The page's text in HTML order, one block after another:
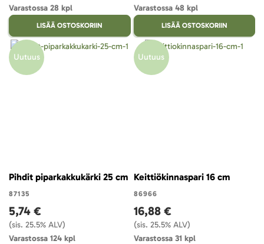
Varastossa 28 kpl
LISÄÄ OSTOSKORIIN
Varastossa 48 kpl
LISÄÄ OSTOSKORIIN
Uutuus
Pihdit piparkakkukärki 25 cm
87135
5,74 €
(sis. 25.5% ALV)
Varastossa 124 kpl
Uutuus
Keittiökinnaspari 16 cm
86966
16,88 €
(sis. 25.5% ALV)
Varastossa 31 kpl